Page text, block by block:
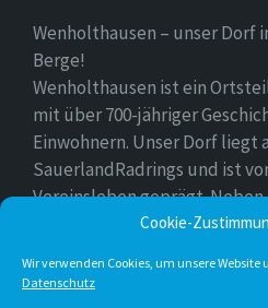
Cookie-
Wir verwenden Cookies, um unsere
Datenschutz
Wenholthausen – unser Dorf
Berge!
Wenholthausen ist ein
mit über 700-jähriger
Einwohnern. Unser Dorf liegt
SauerlandRadrings und ist
Vereinsleben geprägt.
Freizeitmöglichkeiten ist